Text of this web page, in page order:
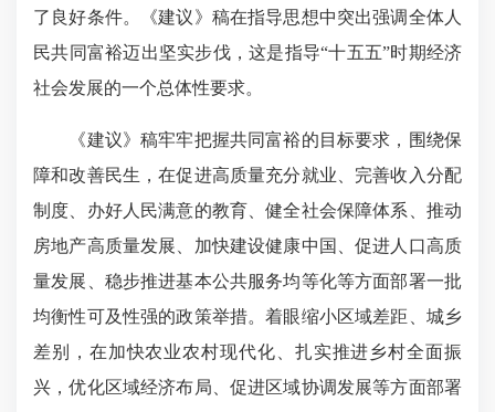
了良好条件。《建议》稿在指导思想中突出强调全体人
民共同富裕迈出坚实步伐，这是指导“十五五”时期经济
社会发展的一个总体性要求。
《建议》稿牢牢把握共同富裕的目标要求，围绕保
障和改善民生，在促进高质量充分就业、完善收入分配
制度、办好人民满意的教育、健全社会保障体系、推动
房地产高质量发展、加快建设健康中国、促进人口高质
量发展、稳步推进基本公共服务均等化等方面部署一批
均衡性可及性强的政策举措。着眼缩小区域差距、城乡
差别，在加快农业农村现代化、扎实推进乡村全面振
兴，优化区域经济布局、促进区域协调发展等方面部署